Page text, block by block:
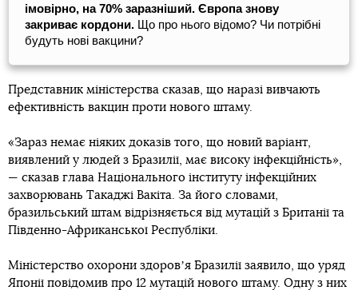
імовірно, на 70% заразніший. Європа знову
закриває кордони. Що про нього відомо? Чи потрібні
будуть нові вакцини?
Представник міністерства сказав, що наразі вивчають
ефективність вакцин проти нового штаму.
«Зараз немає ніяких доказів того, що новий варіант,
виявлений у людей з Бразилії, має високу інфекційність»,
— сказав глава Національного інституту інфекційних
захворювань Такаджі Вакіта. За його словами,
бразильський штам відрізняється від мутацій з Британії та
Південно-Африканської Республіки.
Міністерство охорони здоровʼя Бразилії заявило, що уряд
Японії повідомив про 12 мутацій нового штаму. Одну з них